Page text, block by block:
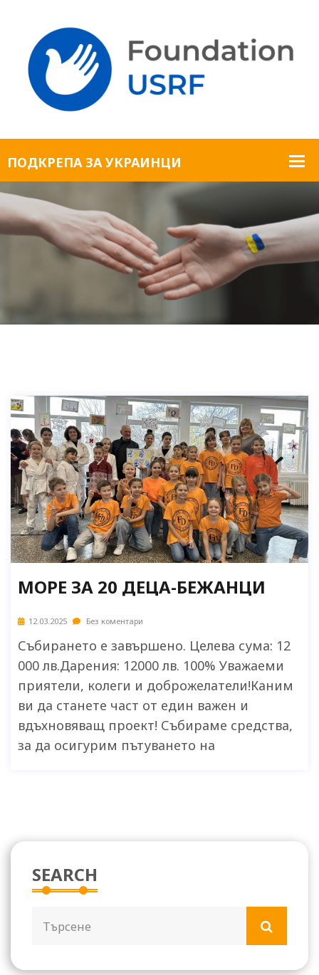
МОРЕ ЗА 20 ДЕЦА-БЕЖАНЦИ
12.03.2025 Без коментари
Събирането е завършено. Целева сума: 12
000 лв.Дарения: 12000 лв. 100% Уважаеми
приятели, колеги и доброжелатели!Каним
ви да станете част от един важен и
вдъхновяващ проект! Събираме средства,
за да осигурим пътуването на
SEARCH